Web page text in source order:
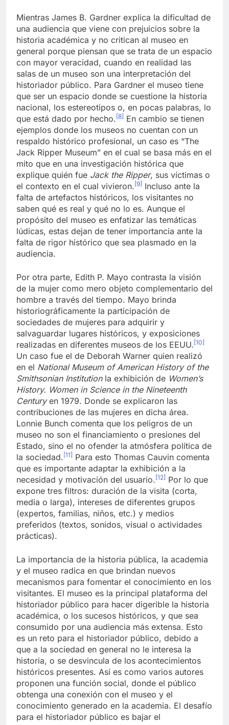
Mientras James B. Gardner explica la dificultad de
una audiencia que viene con prejuicios sobre la
historia académica y no critican al museo en
general porque piensan que se trata de un espacio
con mayor veracidad, cuando en realidad las
salas de un museo son una interpretación del
historiador público. Para Gardner el museo tiene
que ser un espacio donde se cuestione la historia
nacional, los estereotipos o, en pocas palabras, lo
que está dado por hecho. [8] En cambio se tienen
ejemplos donde los museos no cuentan con un
respaldo histórico profesional, un caso es “The
Jack Ripper Museum” en el cual se basa más en el
mito que en una investigación histórica que
explique quién fue Jack the Ripper, sus víctimas o
el contexto en el cual vivieron. [9] Incluso ante la
falta de artefactos históricos, los visitantes no
saben qué es real y qué no lo es. Aunque el
propósito del museo es enfatizar las temáticas
lúdicas, estas dejan de tener importancia ante la
falta de rigor histórico que sea plasmado en la
audiencia.
Por otra parte, Edith P. Mayo contrasta la visión
de la mujer como mero objeto complementario del
hombre a través del tiempo. Mayo brinda
historiográficamente la participación de
sociedades de mujeres para adquirir y
salvaguardar lugares históricos, y exposiciones
realizadas en diferentes museos de los EEUU. [10]
Un caso fue el de Deborah Warner quien realizó
en el National Museum of American History of the
Smithsonian Institutionla exhibición de Women’s
History. Women in Science in the Nineteenth
Centuryen 1979. Donde se explicaron las
contribuciones de las mujeres en dicha área.
Lonnie Bunch comenta que los peligros de un
museo no son el financiamiento o presiones del
Estado, sino el no ofender la atmósfera política de
la sociedad. [11] Para esto Thomas Cauvin comenta
que es importante adaptar la exhibición a la
necesidad y motivación del usuario. [12] Por lo que
expone tres filtros: duración de la visita (corta,
media o larga), intereses de diferentes grupos
(expertos, familias, niños, etc.) y medios
preferidos (textos, sonidos, visual o actividades
prácticas).
La importancia de la historia pública, la academia
y el museo radica en que brindan nuevos
mecanismos para fomentar el conocimiento en los
visitantes. El museo es la principal plataforma del
historiador público para hacer digerible la historia
académica, o los sucesos históricos, y que sea
consumido por una audiencia más extensa. Esto
es un reto para el historiador público, debido a
que a la sociedad en general no le interesa la
historia, o se desvincula de los acontecimientos
históricos presentes. Así es como varios autores
proponen una función social, donde el público
obtenga una conexión con el museo y el
conocimiento generado en la academia. El desafío
para el historiador público es bajar el